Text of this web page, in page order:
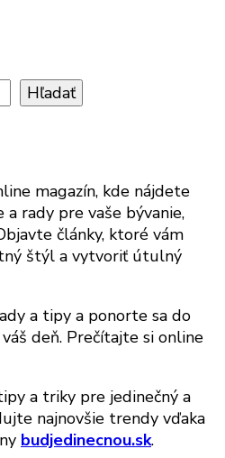
Hľadať
magazín, kde nájdete
rady pre vaše bývanie,
články, ktoré vám
štýl a vytvoriť útulný
a tipy a ponorte sa do
deň. Prečítajte si online
a triky pre jedinečný a
najnovšie trendy vďaka
budjedinecnou.sk.